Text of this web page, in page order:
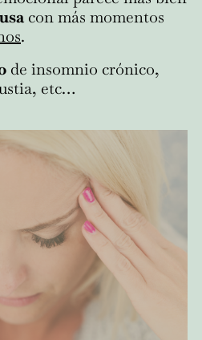
con más momentos
.
de insomnio crónico,
etc…